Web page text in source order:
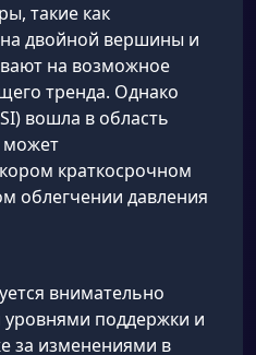
такие как
двойной вершины и
на возможное
тренда. Однако
вошла в область
может
краткосрочном
облегчении давления
внимательно
поддержки и
за изменениями в